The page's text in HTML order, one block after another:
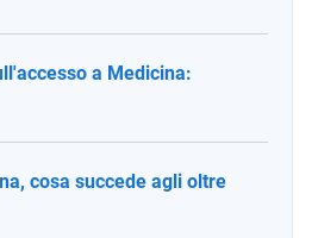
a Medicina:
cosa succede agli oltre